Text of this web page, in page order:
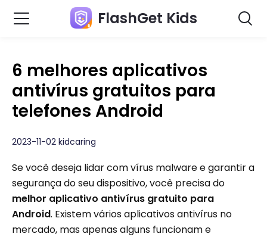
FlashGet Kids
6 melhores aplicativos
antivírus gratuitos para
telefones Android
2023-11-02 kidcaring
Se você deseja lidar com vírus malware e garantir a
segurança do seu dispositivo, você precisa do
melhor aplicativo antivírus gratuito para
Android. Existem vários aplicativos antivírus no
mercado, mas apenas alguns funcionam e